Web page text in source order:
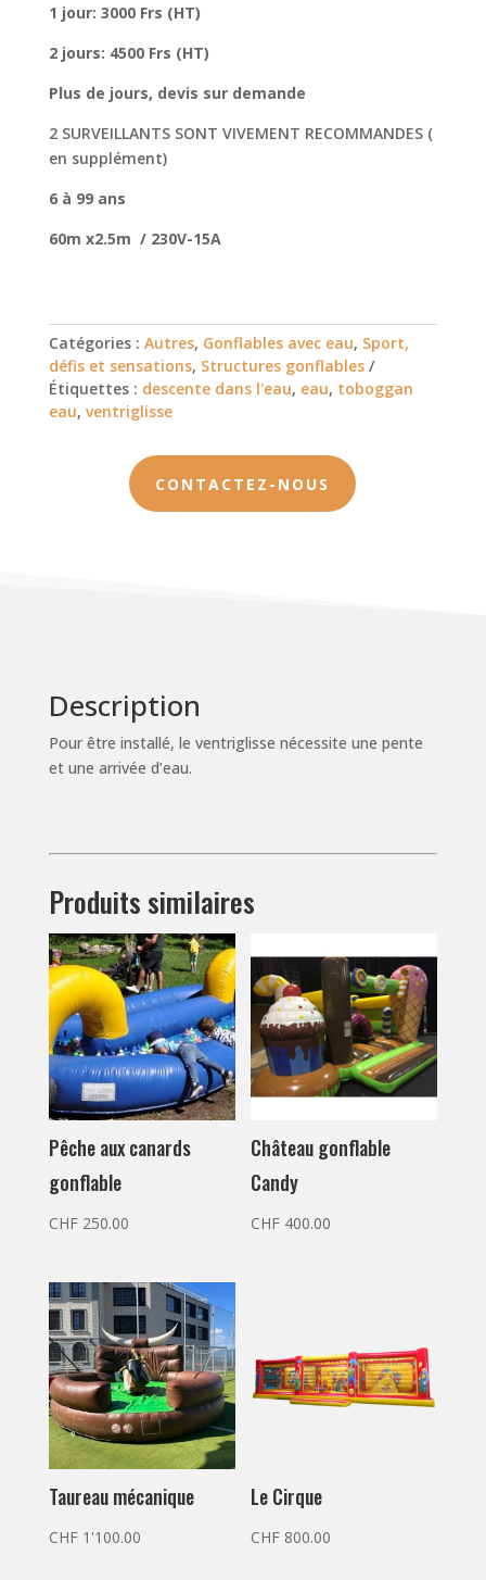
1 jour: 3000 Frs (HT)
2 jours: 4500 Frs (HT)
Plus de jours, devis sur demande
2 SURVEILLANTS SONT VIVEMENT RECOMMANDES (
en supplément)
6 à 99 ans
60m x2.5m / 230V-15A
Catégories : Autres, Gonflables avec eau, Sport,
défis et sensations, Structures gonflables
Étiquettes : descente dans l'eau, eau, toboggan
eau, ventriglisse
CONTACTEZ-NOUS
Description
Pour être installé, le ventriglisse nécessite une pente
et une arrivée d’eau.
Produits similaires
Pêche aux canards
gonflable
CHF250.00
Château gonflable
Candy
CHF 400.00
Taureau mécanique
CHF1'100.00
Le Cirque
CHF 800.00